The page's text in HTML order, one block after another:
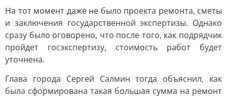
На тот момент даже не было проекта ремонта, сметы
и заключения государственной экспертизы. Однако
сразу было оговорено, что после того, как подрядчик
пройдет госэкспертизу, стоимость работ будет
уточнена.
Глава города Сергей Салмин тогда объяснил, как
была сформирована такая большая сумма на ремонт